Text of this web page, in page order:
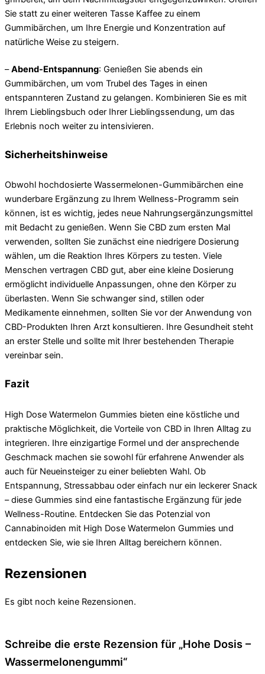
Sie statt zu einer weiteren Tasse Kaffee zu einem
Gummibärchen, um Ihre Energie und Konzentration auf
natürliche Weise zu steigern.
–Abend-Entspannung: Genießen Sie abends ein
Gummibärchen, um vom Trubel des Tages in einen
entspannteren Zustand zu gelangen. Kombinieren Sie es mit
Ihrem Lieblingsbuch oder Ihrer Lieblingssendung, um das
Erlebnis noch weiter zu intensivieren.
Sicherheitshinweise
Obwohl hochdosierte Wassermelonen-Gummibärchen eine
wunderbare Ergänzung zu Ihrem Wellness-Programm sein
können, ist es wichtig, jedes neue Nahrungsergänzungsmittel
mit Bedacht zu genießen. Wenn Sie CBD zum ersten Mal
verwenden, sollten Sie zunächst eine niedrigere Dosierung
wählen, um die Reaktion Ihres Körpers zu testen. Viele
Menschen vertragen CBD gut, aber eine kleine Dosierung
ermöglicht individuelle Anpassungen, ohne den Körper zu
überlasten. Wenn Sie schwanger sind, stillen oder
Medikamente einnehmen, sollten Sie vor der Anwendung von
CBD-Produkten Ihren Arzt konsultieren. Ihre Gesundheit steht
an erster Stelle und sollte mit Ihrer bestehenden Therapie
vereinbar sein.
Fazit
High Dose Watermelon Gummies bieten eine köstliche und
praktische Möglichkeit, die Vorteile von CBD in Ihren Alltag zu
integrieren. Ihre einzigartige Formel und der ansprechende
Geschmack machen sie sowohl für erfahrene Anwender als
auch für Neueinsteiger zu einer beliebten Wahl. Ob
Entspannung, Stressabbau oder einfach nur ein leckerer Snack
– diese Gummies sind eine fantastische Ergänzung für jede
Wellness-Routine. Entdecken Sie das Potenzial von
Cannabinoiden mit High Dose Watermelon Gummies und
entdecken Sie, wie sie Ihren Alltag bereichern können.
Rezensionen
Es gibt noch keine Rezensionen.
Schreibe die erste Rezension für „Hohe Dosis –
Wassermelonengummi“